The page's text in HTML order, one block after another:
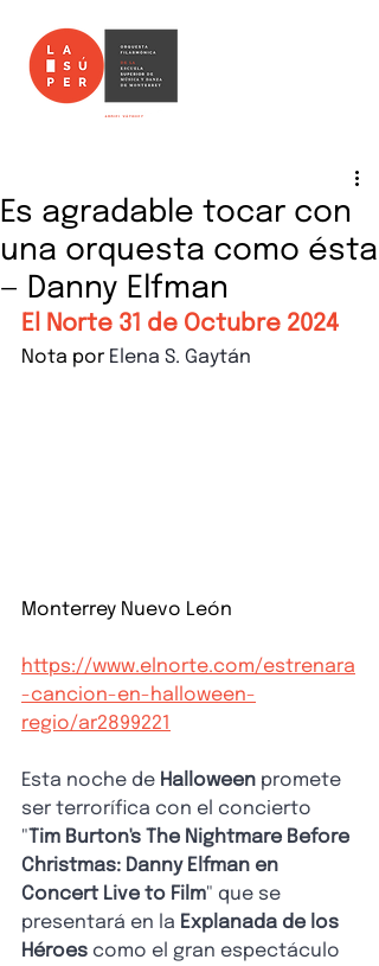
Es agradable tocar con
una orquesta como ésta
— Danny Elfman
El Norte 31 de Octubre 2024
Nota por Elena S. Gaytán
Monterrey Nuevo León
https://www.elnorte.com/estrenara
-cancion-en-halloween-
regio/ar2899221
Esta noche de Halloween promete
ser terrorífica con el concierto
"Tim Burton's The Nightmare Before
Christmas: Danny Elfman en
Concert Live to Film" que se
presentará en la Explanada de los
Héroes como el gran espectáculo